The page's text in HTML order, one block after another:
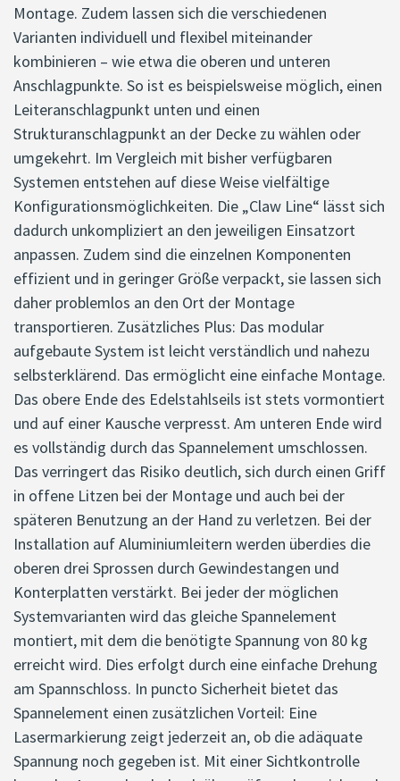
Montage. Zudem lassen sich die verschiedenen
Varianten individuell und flexibel miteinander
kombinieren – wie etwa die oberen und unteren
Anschlagpunkte. So ist es beispielsweise möglich, einen
Leiteranschlagpunkt unten und einen
Strukturanschlagpunkt an der Decke zu wählen oder
umgekehrt. Im Vergleich mit bisher verfügbaren
Systemen entstehen auf diese Weise vielfältige
Konfigurationsmöglichkeiten. Die „Claw Line“ lässt sich
dadurch unkompliziert an den jeweiligen Einsatzort
anpassen. Zudem sind die einzelnen Komponenten
effizient und in geringer Größe verpackt, sie lassen sich
daher problemlos an den Ort der Montage
transportieren. Zusätzliches Plus: Das modular
aufgebaute System ist leicht verständlich und nahezu
selbsterklärend. Das ermöglicht eine einfache Montage.
Das obere Ende des Edelstahlseils ist stets vormontiert
und auf einer Kausche verpresst. Am unteren Ende wird
es vollständig durch das Spannelement umschlossen.
Das verringert das Risiko deutlich, sich durch einen Griff
in offene Litzen bei der Montage und auch bei der
späteren Benutzung an der Hand zu verletzen. Bei der
Installation auf Aluminiumleitern werden überdies die
oberen drei Sprossen durch Gewindestangen und
Konterplatten verstärkt. Bei jeder der möglichen
Systemvarianten wird das gleiche Spannelement
montiert, mit dem die benötigte Spannung von 80 kg
erreicht wird. Dies erfolgt durch eine einfache Drehung
am Spannschloss. In puncto Sicherheit bietet das
Spannelement einen zusätzlichen Vorteil: Eine
Lasermarkierung zeigt jederzeit an, ob die adäquate
Spannung noch gegeben ist. Mit einer Sichtkontrolle